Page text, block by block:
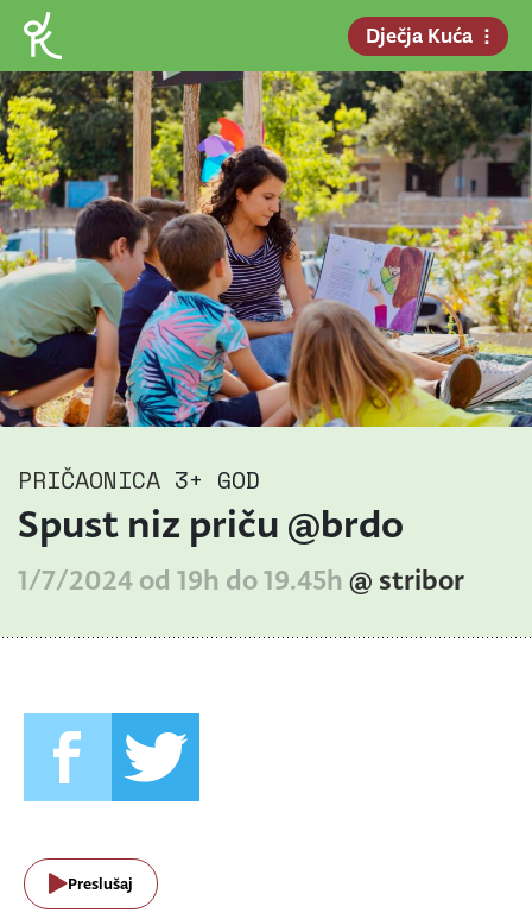
Dječja Kuća
PRIČAONICA 3+ GOD
Spust niz priču @brdo
1/7/2024 od 19h do 19.45h @ stribor
Preslušaj